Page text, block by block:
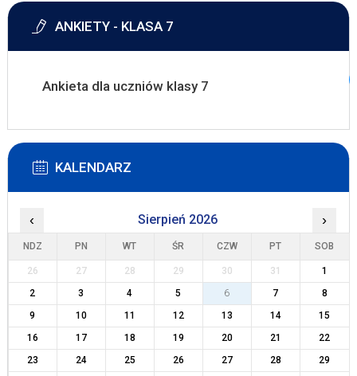
ANKIETY - KLASA 7
Ankieta dla uczniów klasy 7
KALENDARZ
‹ Sierpień 2026 ›
NDZ PN WT ŚR CZW PT SOB
26 27 28 29 30 31
1
2
3 4 5 6 7
8
9
10 11 12 13 14
15
16
17 18 19 20 21
22
23
24 25 26 27 28
29